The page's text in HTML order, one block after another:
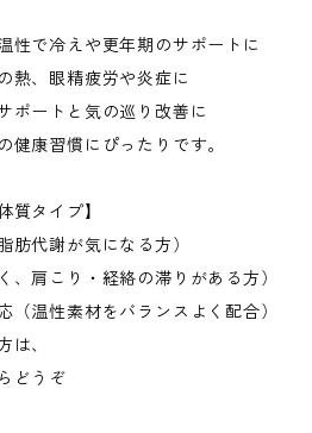
で冷えや更年期のサポートに
熱、眼精疲労や炎症に
ポートと気の巡り改善に
健康習慣にぴったりです。
質タイプ】
代謝が気になる方）
肩こり・経絡の滞りがある方）
温性素材をバランスよく配合）
は、
どうぞ